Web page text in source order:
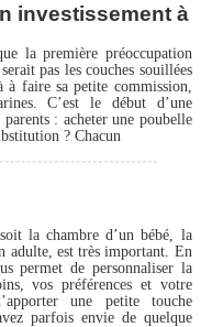
investissement à
la première préoccupation
pas les couches souillées
faire sa petite commission,
C’est le début d’une
: acheter une poubelle
? Chacun
la chambre d’un bébé, la
adulte, est très important. En
permet de personnaliser la
vos préférences et votre
une petite touche
parfois envie de quelque